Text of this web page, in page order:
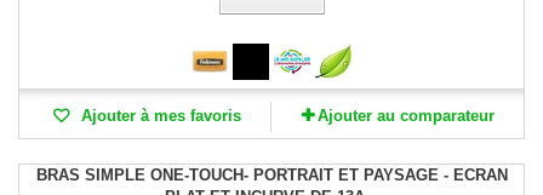
Ajouter à mes favoris Ajouter au comparateur
BRAS SIMPLE ONE-TOUCH- PORTRAIT ET PAYSAGE - ECRAN